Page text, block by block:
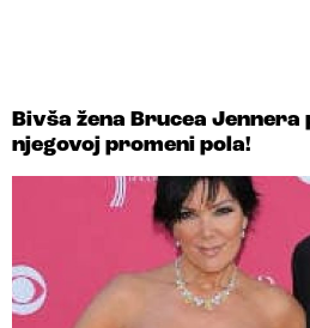
Bivša žena Brucea
njegovoj promeni pola!